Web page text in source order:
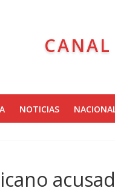
NOTICIAS